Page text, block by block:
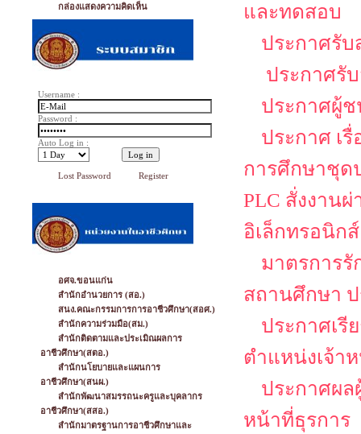
กล่องแสดงความคิดเห็น
Username :
Password :
Auto Log in :
Lost Password Register
อศจ.ขอนแก่น
สำนักอำนวยการ (สอ.)
สนง.คณะกรรมการการอาชีวศึกษา(สอศ.)
สำนักความร่วมมือ(สม.)
สำนักติดตามและประเมิณผลการ
อาชีวศึกษา(สตอ.)
สำนักนโยบายและแผนการ
อาชีวศึกษา(สนผ.)
สำนักพัฒนาสมรรถนะครูและบุคลากร
อาชีวศึกษา(สสอ.)
สำนักมาตรฐานการอาชีวศึกษาและ
และทดสอบ
ประกาศรั
ประกาศรั
ประกาศผู้ช
ประกาศ เ
การศึกษาชุด
PLC สั่งงาน
อิเล็กทรอนิก
มาตรการ
สถานศึกษา ป
ประกาศเรี
ตำแหน่งเจ้า
ประกาศผล
หน้าที่ธุรการ